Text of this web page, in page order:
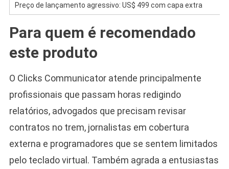
Preço de lançamento agressivo: US$ 499 com capa extra
Para quem é recomendado
este produto
O Clicks Communicator atende principalmente
profissionais que passam horas redigindo
relatórios, advogados que precisam revisar
contratos no trem, jornalistas em cobertura
externa e programadores que se sentem limitados
pelo teclado virtual. Também agrada a entusiastas